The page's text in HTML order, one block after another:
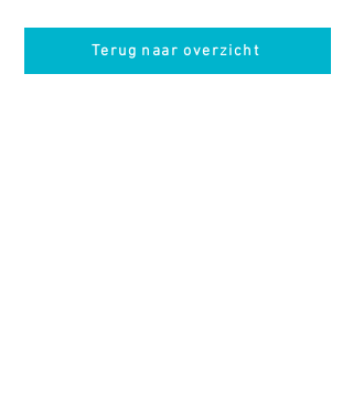
Terug naar overzicht